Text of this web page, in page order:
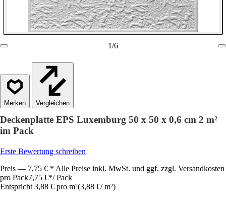
1/6
Vergleichen
Deckenplatte EPS Luxemburg 50 x 50 x 0,6 cm 2 m²
im Pack
Erste Bewertung schreiben
Preis — 7,75 € * Alle Preise inkl. MwSt. und ggf. zzgl. Versandkosten
pro Pack7,75 €*/ Pack
Entspricht 3,88 € pro m²(3,88 €/ m²)